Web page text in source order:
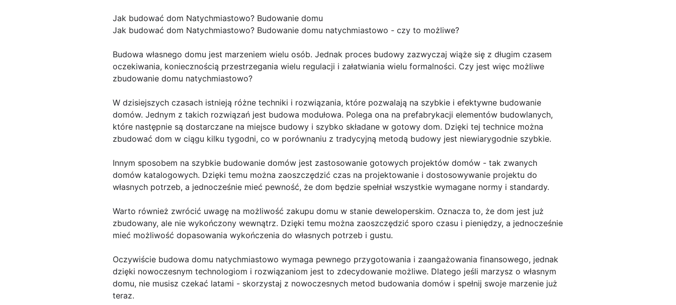
Jak budować dom Natychmiastowo? Budowanie domu
Jak budować dom Natychmiastowo? Budowanie domu natychmiastowo - czy to możliwe?
Budowa własnego domu jest marzeniem wielu osób. Jednak proces budowy zazwyczaj wiąże się z długim czasem
oczekiwania, koniecznością przestrzegania wielu regulacji i załatwiania wielu formalności. Czy jest więc możliwe
zbudowanie domu natychmiastowo?
W dzisiejszych czasach istnieją różne techniki i rozwiązania, które pozwalają na szybkie i efektywne budowanie
domów. Jednym z takich rozwiązań jest budowa modułowa. Polega ona na prefabrykacji elementów budowlanych,
które następnie są dostarczane na miejsce budowy i szybko składane w gotowy dom. Dzięki tej technice można
zbudować dom w ciągu kilku tygodni, co w porównaniu z tradycyjną metodą budowy jest niewiarygodnie szybkie.
Innym sposobem na szybkie budowanie domów jest zastosowanie gotowych projektów domów - tak zwanych
domów katalogowych. Dzięki temu można zaoszczędzić czas na projektowanie i dostosowywanie projektu do
własnych potrzeb, a jednocześnie mieć pewność, że dom będzie spełniał wszystkie wymagane normy i standardy.
Warto również zwrócić uwagę na możliwość zakupu domu w stanie deweloperskim. Oznacza to, że dom jest już
zbudowany, ale nie wykończony wewnątrz. Dzięki temu można zaoszczędzić sporo czasu i pieniędzy, a jednocześnie
mieć możliwość dopasowania wykończenia do własnych potrzeb i gustu.
Oczywiście budowa domu natychmiastowo wymaga pewnego przygotowania i zaangażowania finansowego, jednak
dzięki nowoczesnym technologiom i rozwiązaniom jest to zdecydowanie możliwe. Dlatego jeśli marzysz o własnym
domu, nie musisz czekać latami - skorzystaj z nowoczesnych metod budowania domów i spełnij swoje marzenie już
teraz.